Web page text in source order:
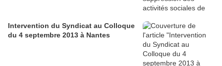
Intervention du Syndicat au Colloque
du 4 septembre 2013 à Nantes